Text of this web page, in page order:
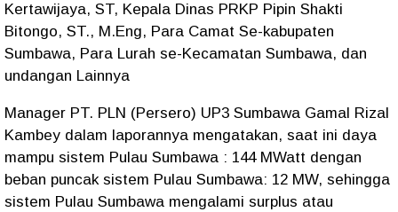
Kertawijaya, ST, Kepala Dinas PRKP Pipin Shakti
Bitongo, ST., M.Eng, Para Camat Se-kabupaten
Sumbawa, Para Lurah se-Kecamatan Sumbawa, dan
undangan Lainnya
Manager PT. PLN (Persero) UP3 Sumbawa Gamal Rizal
Kambey dalam laporannya mengatakan, saat ini daya
mampu sistem Pulau Sumbawa : 144 MWatt dengan
beban puncak sistem Pulau Sumbawa: 12 MW, sehingga
sistem Pulau Sumbawa mengalami surplus atau